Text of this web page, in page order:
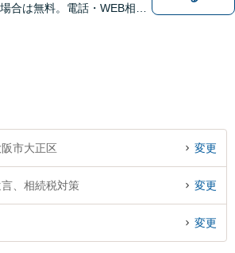
場合は無料。電話・WEB相談
市大正区 変更
、相続税対策 変更
変更